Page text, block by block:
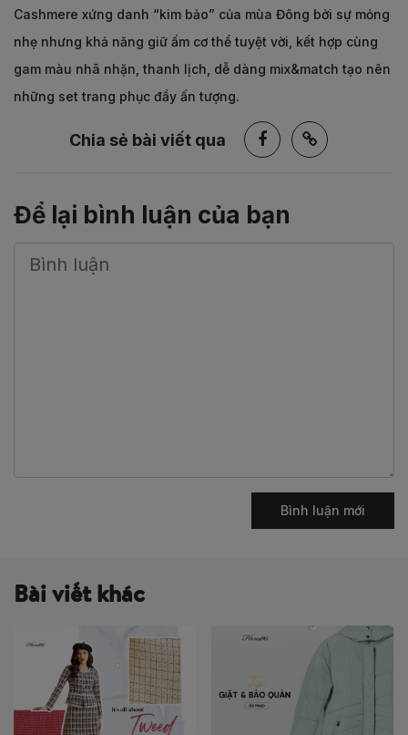
Cashmere xứng danh “kim bảo” của mùa Đông bởi sự mỏng
nhẹ nhưng khả năng giữ ấm cơ thể tuyệt vời, kết hợp cùng
gam màu nhã nhặn, thanh lịch, dễ dàng mix&match tạo nên
những set trang phục đầy ấn tượng.
Chia sẻ bài viết qua
Để lại bình luận của bạn
Bình luận mới
Bài viết khác